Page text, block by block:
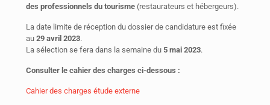
des professionnels du tourisme (restaurateurs et hébergeurs).
La date limite de réception du dossier de candidature est fixée
au 29 avril 2023.
La sélection se fera dans la semaine du 5 mai 2023.
Consulter le cahier des charges ci-dessous :
Cahier des charges étude externe